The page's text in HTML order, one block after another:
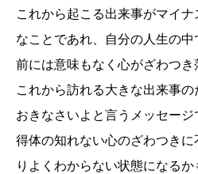
これから起こる出来事がマイ
なことであれ、自分の人生の
前には意味もなく心がざわつき
これから訪れる大きな出来事
おきなさいよと言うメッセー
得体の知れない心のざわつき
りよくわからない状態になる